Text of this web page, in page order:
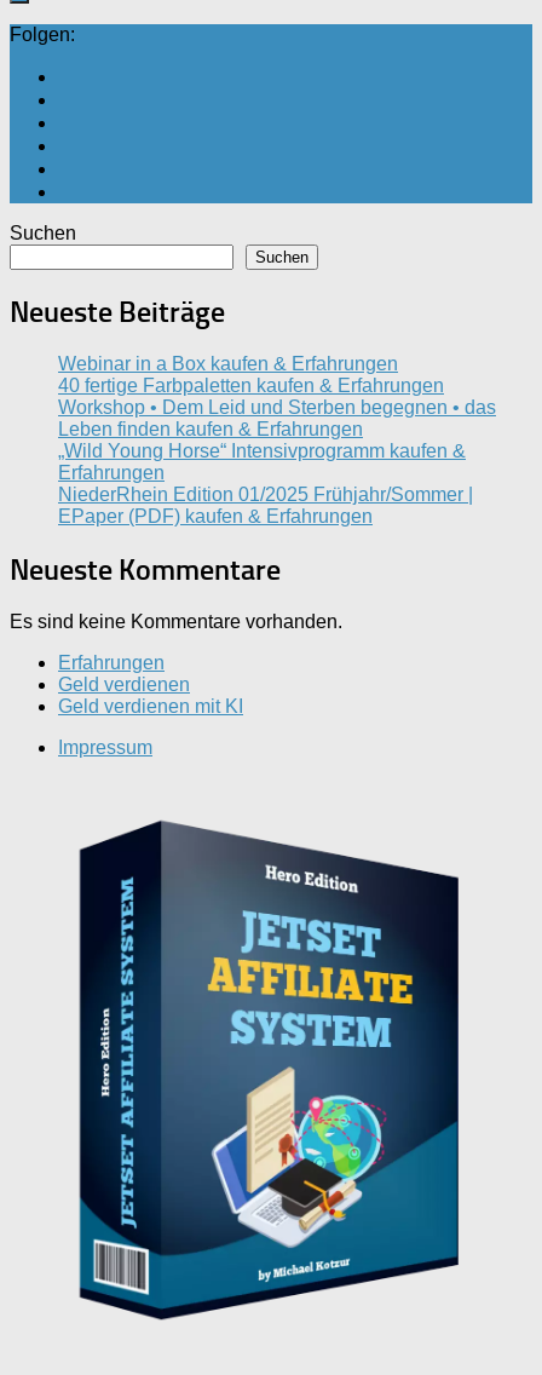
Folgen:
Suchen
Suchen
Neueste Beiträge
Webinar in a Box kaufen & Erfahrungen
40 fertige Farbpaletten kaufen & Erfahrungen
Workshop • Dem Leid und Sterben begegnen • das
Leben finden kaufen & Erfahrungen
„Wild Young Horse“ Intensivprogramm kaufen &
Erfahrungen
NiederRhein Edition 01/2025 Frühjahr/Sommer |
EPaper (PDF) kaufen & Erfahrungen
Neueste Kommentare
Es sind keine Kommentare vorhanden.
Erfahrungen
Geld verdienen
Geld verdienen mit KI
Impressum